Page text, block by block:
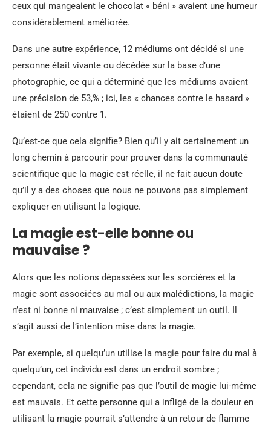
ceux qui mangeaient le chocolat « béni » avaient une humeur
considérablement améliorée.
Dans une autre expérience, 12 médiums ont décidé si une
personne était vivante ou décédée sur la base d’une
photographie, ce qui a déterminé que les médiums avaient
une précision de 53,% ; ici, les « chances contre le hasard »
étaient de 250 contre 1.
Qu’est-ce que cela signifie? Bien qu’il y ait certainement un
long chemin à parcourir pour prouver dans la communauté
scientifique que la magie est réelle, il ne fait aucun doute
qu’il y a des choses que nous ne pouvons pas simplement
expliquer en utilisant la logique.
La magie est-elle bonne ou
mauvaise ?
Alors que les notions dépassées sur les sorcières et la
magie sont associées au mal ou aux malédictions, la magie
n’est ni bonne ni mauvaise ; c’est simplement un outil. Il
s’agit aussi de l’intention mise dans la magie.
Par exemple, si quelqu’un utilise la magie pour faire du mal à
quelqu’un, cet individu est dans un endroit sombre ;
cependant, cela ne signifie pas que l’outil de magie lui-même
est mauvais. Et cette personne qui a infligé de la douleur en
utilisant la magie pourrait s’attendre à un retour de flamme